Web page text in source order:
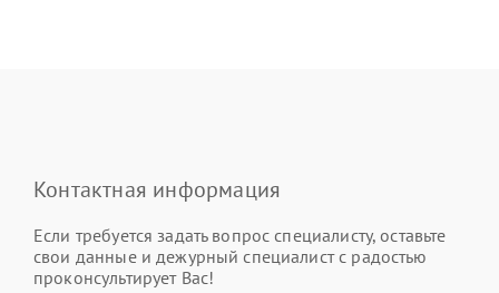
Контактная информация
Если требуется задать вопрос специалисту, оставьте
свои данные и дежурный специалист с радостью
проконсультирует Вас!